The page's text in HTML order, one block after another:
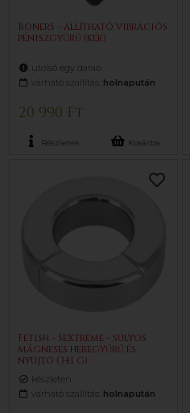
Boners - állítható vibrációs
péniszgyűrű (kék)
utolsó egy darab
várható szállítás: holnapután
20 990 Ft
Részletek Kosárba
Fetish - Sextreme - súlyos
mágneses heregyűrű és
nyújtó (341 g)
készleten
várható szállítás: holnapután